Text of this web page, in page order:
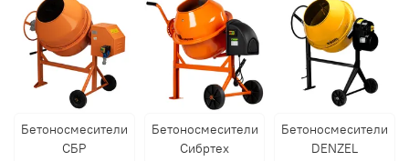
Бетоносмесители
СБР
Бетоносмесители
Сибртех
Бетоносмесители
DENZEL